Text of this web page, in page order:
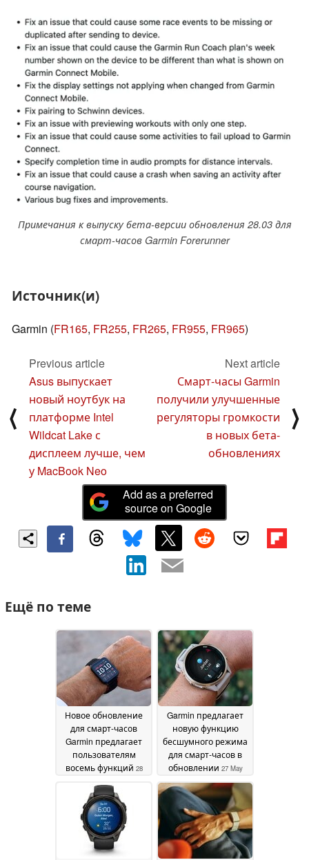
Примечания к выпуску бета-версии обновления 28.03 для
смарт-часов Garmin Forerunner
Источник(и)
Garmin (FR165, FR255, FR265, FR955, FR965)
⟨
Previous article
Asus выпускает
новый ноутбук на
платформе Intel
Wildcat Lake с
дисплеем лучше, чем
у MacBook Neo
Next article
Смарт-часы Garmin
получили улучшенные
регуляторы громкости
в новых бета-
обновлениях
⟩
Add as a preferred
source on Google
Ещё по теме
Новое обновление
для смарт-часов
Garmin предлагает
пользователям
восемь функций 28
Garmin предлагает
новую функцию
бесшумного режима
для смарт-часов в
обновлении 27 May
2026